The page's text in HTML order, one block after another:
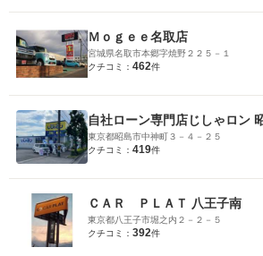
Ｍｏｇｅｅ名取店
宮城県名取市本郷字焼野２２５－１
クチコミ： 462件
自社ローン専門店じしゃロン
東京都昭島市中神町３－４－２５
クチコミ： 419件
ＣＡＲ ＰＬＡＴ 八王子南
東京都八王子市堀之内２－２－５
クチコミ： 392件